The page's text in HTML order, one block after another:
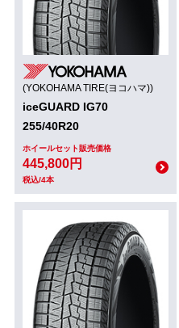
(YOKOHAMA TIRE(ヨコハマ))
iceGUARD IG70
255/40R20
ホイールセット販売価格
445,800円
税込/4本